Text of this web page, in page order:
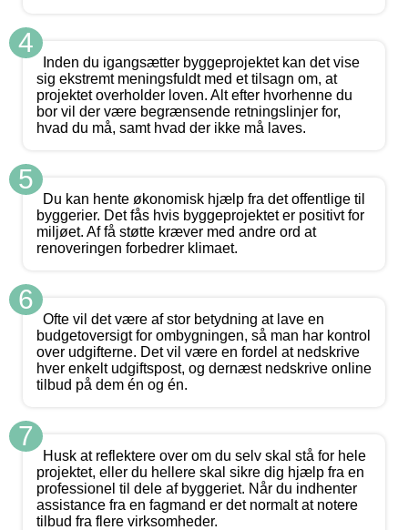
4
Inden du igangsætter byggeprojektet kan det vise
sig ekstremt meningsfuldt med et tilsagn om, at
projektet overholder loven. Alt efter hvorhenne du
bor vil der være begrænsende retningslinjer for,
hvad du må, samt hvad der ikke må laves.
5
Du kan hente økonomisk hjælp fra det offentlige til
byggerier. Det fås hvis byggeprojektet er positivt for
miljøet. Af få støtte kræver med andre ord at
renoveringen forbedrer klimaet.
6
Ofte vil det være af stor betydning at lave en
budgetoversigt for ombygningen, så man har kontrol
over udgifterne. Det vil være en fordel at nedskrive
hver enkelt udgiftspost, og dernæst nedskrive online
tilbud på dem én og én.
7
Husk at reflektere over om du selv skal stå for hele
projektet, eller du hellere skal sikre dig hjælp fra en
professionel til dele af byggeriet. Når du indhenter
assistance fra en fagmand er det normalt at notere
tilbud fra flere virksomheder.